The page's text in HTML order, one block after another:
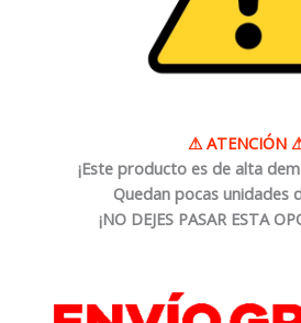
⚠ATENCIÓN
¡Este producto es de alta
Quedan pocas unidades
¡NO DEJES PASAR ESTA